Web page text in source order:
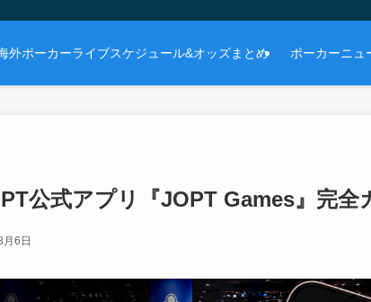
外ポーカーライブスケジュール&オッズまとめ ポーカーニュ
公式アプリ『JOPT Games』完全
6日